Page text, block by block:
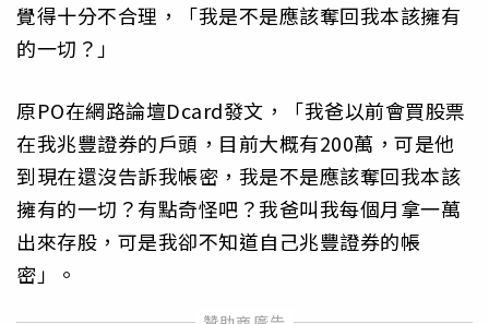
覺得十分不合理，「我是不是應該奪回我本該擁有
的一切？」
原PO在網路論壇Dcard發文，「我爸以前會買股票
在我兆豐證券的戶頭，目前大概有200萬，可是他
到現在還沒告訴我帳密，我是不是應該奪回我本該
擁有的一切？有點奇怪吧？我爸叫我每個月拿一萬
出來存股，可是我卻不知道自己兆豐證券的帳
密」。